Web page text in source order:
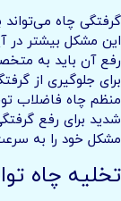
گرفتگی چاه
این مشکل بیشتر در
رفع آن باید به
برای جلوگیری از
منظم چاه فاضلاب
شدید برای رفع
مشکل خود را به
تخلیه چاه